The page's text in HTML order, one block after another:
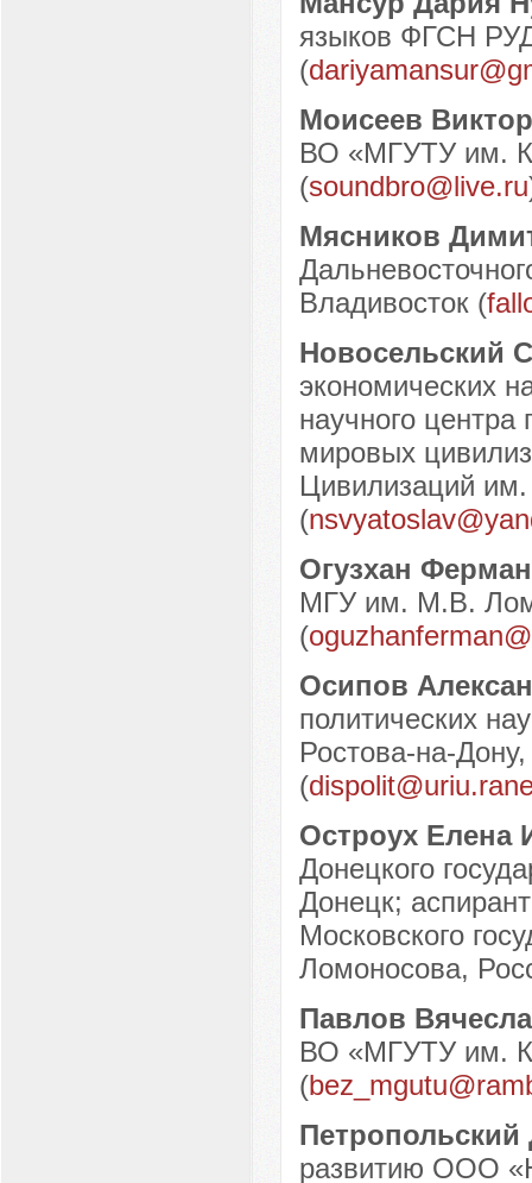
языков ФГСН
(
Моисеев
ВО «МГУТУ им.
(soundbro@live.ru
Мясников
Владивосток (
Новосельский
экономических
научного центра
мировых
Цивилизаций
(
Огузхан
МГУ им. М.В.
(
Осипов
политических
Ростова-на-
(
Остроух Елена
Донецкого
Донецк;
Московского
Ломоносова,
Павлов
ВО «МГУТУ им.
(
развитию ООО